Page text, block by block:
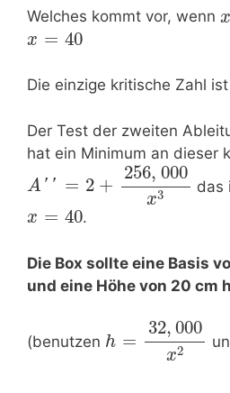
Welches kommt vor, wenn x
x = 40
Die einzige kritische Zahl ist
Der Test der zweiten
hat ein Minimum an dieser
A ' ' = 2 +
256, 000
x3
das
x = 40.
Die Box sollte eine Basis
und eine Höhe von 20 cm
(benutzen h =
32, 000
x2